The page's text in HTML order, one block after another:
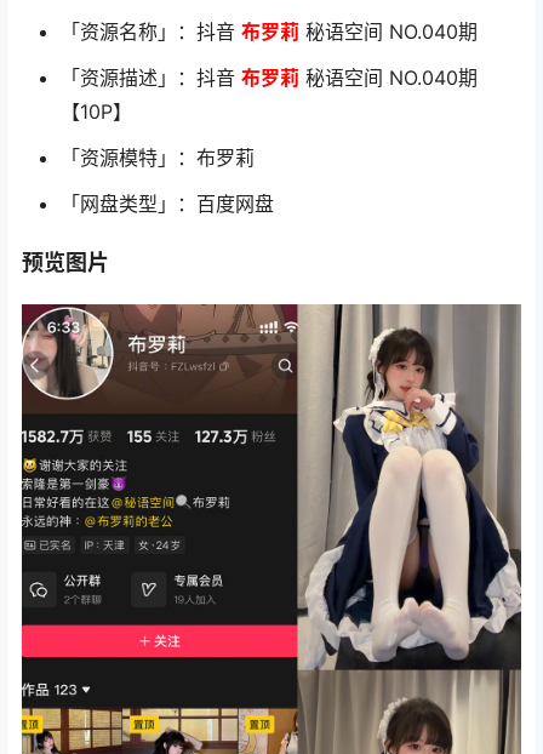
「资源名称」：抖音 布罗莉 秘语空间 NO.040期
「资源描述」：抖音 布罗莉 秘语空间 NO.040期
【10P】
「资源模特」：布罗莉
「网盘类型」：百度网盘
预览图片